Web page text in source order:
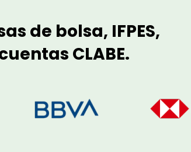
de bolsa, IFPES,
CLABE.